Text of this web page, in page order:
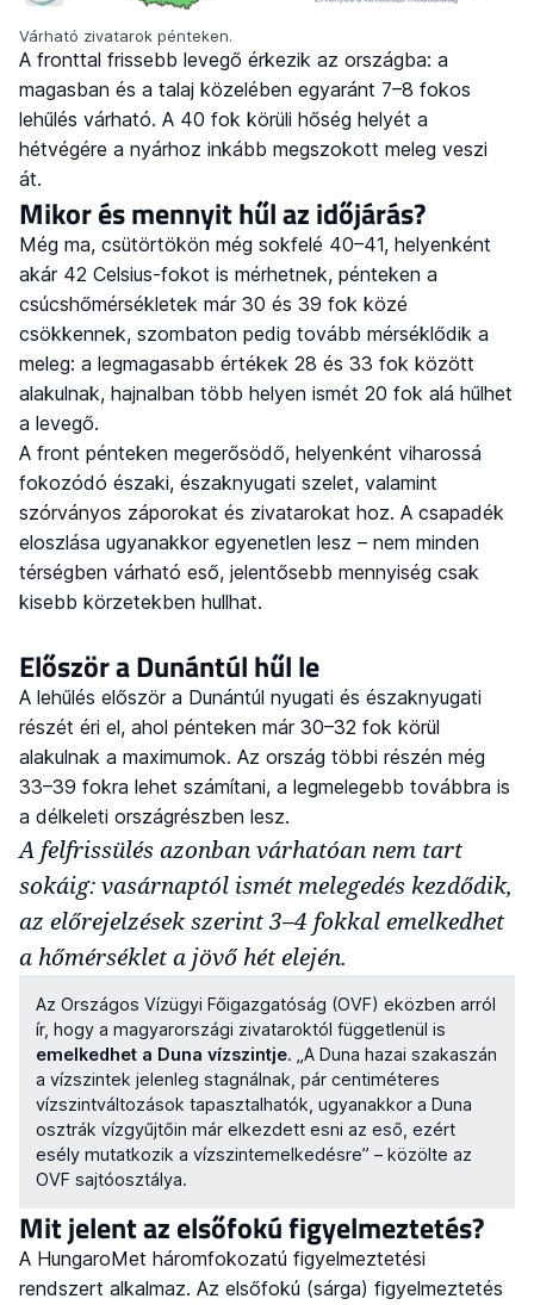
Várható zivatarok pénteken.
A fronttal frissebb levegő érkezik az országba: a
magasban és a talaj közelében egyaránt 7–8 fokos
lehűlés várható. A 40 fok körüli hőség helyét a
hétvégére a nyárhoz inkább megszokott meleg veszi
át.
Mikor és mennyit hűl az időjárás?
Még ma, csütörtökön még sokfelé 40–41, helyenként
akár 42 Celsius-fokot is mérhetnek, pénteken a
csúcshőmérsékletek már 30 és 39 fok közé
csökkennek, szombaton pedig tovább mérséklődik a
meleg: a legmagasabb értékek 28 és 33 fok között
alakulnak, hajnalban több helyen ismét 20 fok alá hűlhet
a levegő.
A front pénteken megerősödő, helyenként viharossá
fokozódó északi, északnyugati szelet, valamint
szórványos záporokat és zivatarokat hoz. A csapadék
eloszlása ugyanakkor egyenetlen lesz – nem minden
térségben várható eső, jelentősebb mennyiség csak
kisebb körzetekben hullhat.
Először a Dunántúl hűl le
A lehűlés először a Dunántúl nyugati és északnyugati
részét éri el, ahol pénteken már 30–32 fok körül
alakulnak a maximumok. Az ország többi részén még
33–39 fokra lehet számítani, a legmelegebb továbbra is
a délkeleti országrészben lesz.
A felfrissülés azonban várhatóan nem tart
sokáig: vasárnaptól ismét melegedés kezdődik,
az előrejelzések szerint 3–4 fokkal emelkedhet
a hőmérséklet a jövő hét elején.
Az Országos Vízügyi Főigazgatóság (OVF) eközben arról
ír, hogy a magyarországi zivataroktól függetlenül is
emelkedhet a Duna vízszintje. „A Duna hazai szakaszán
a vízszintek jelenleg stagnálnak, pár centiméteres
vízszintváltozások tapasztalhatók, ugyanakkor a Duna
osztrák vízgyűjtőin már elkezdett esni az eső, ezért
esély mutatkozik a vízszintemelkedésre” – közölte az
OVF sajtóosztálya.
Mit jelent az elsőfokú figyelmeztetés?
A HungaroMet háromfokozatú figyelmeztetési
rendszert alkalmaz. Az elsőfokú (sárga) figyelmeztetés